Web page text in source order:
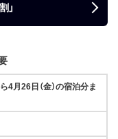
」
4月26日（金）の宿泊分ま